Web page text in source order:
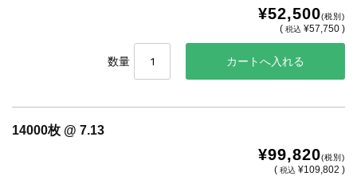
¥52,500(税別)
(税込 ¥57,750 )
数量
14000枚 @ 7.13
¥99,820(税別)
(税込 ¥109,802 )